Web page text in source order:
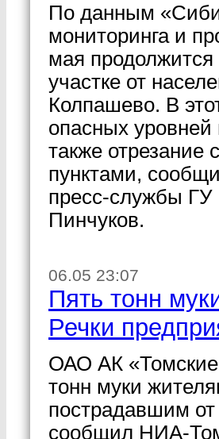
По данным
мониторинга и
мая
участке от
Колпашево. В
опасных уровней
также
пунктами,
пресс-службы
Пинчуков.
06.05 23:07
Пять тонн
Речки
ОАО АК «Томские
тонн муки
пострадавшим
сообщил НИА-